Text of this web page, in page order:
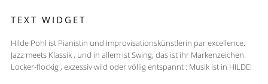
TEXT WIDGET
Hilde Pohl ist Pianistin und Improvisationskünstlerin par excellence.
Jazz meets Klassik , und in allem ist Swing, das ist ihr Markenzeichen.
Locker-flockig , exzessiv wild oder völlig entspannt : Musik ist in HILDE!